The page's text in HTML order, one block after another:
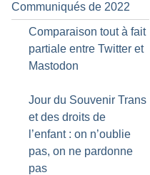
Communiqués de 2022
Comparaison tout à fait
partiale entre Twitter et
Mastodon
Jour du Souvenir Trans
et des droits de
l’enfant : on n’oublie
pas, on ne pardonne
pas